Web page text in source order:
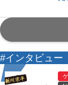
#インタビュー